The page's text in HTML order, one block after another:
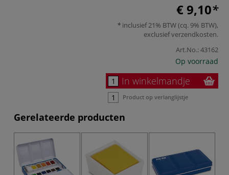
€ 9,10
inclusief 21% BTW (cq. 9% BTW),
exclusiefverzendkosten.
Art.No.:43162
Op voorraad
In winkelmandje
Product op verlanglijstje
Gerelateerde producten